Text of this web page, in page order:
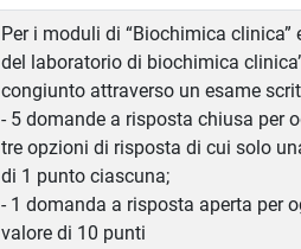
Per i moduli di “Biochimica clinica”
del laboratorio di biochimica
congiunto attraverso un esame
- 5 domande a risposta chiusa per
tre opzioni di risposta di cui solo
di 1 punto ciascuna;
- 1 domanda a risposta aperta per
valore di 10 punti